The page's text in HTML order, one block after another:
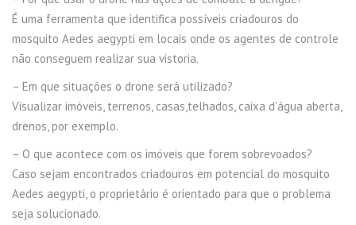
É uma ferramenta que identifica possíveis criadouros do
mosquito Aedes aegypti em locais onde os agentes de controle
não conseguem realizar sua vistoria.
– Em que situações o drone será utilizado?
Visualizar imóveis, terrenos, casas,telhados, caixa d’água aberta,
drenos, por exemplo.
– O que acontece com os imóveis que forem sobrevoados?
Caso sejam encontrados criadouros em potencial do mosquito
Aedes aegypti, o proprietário é orientado para que o problema
seja solucionado.